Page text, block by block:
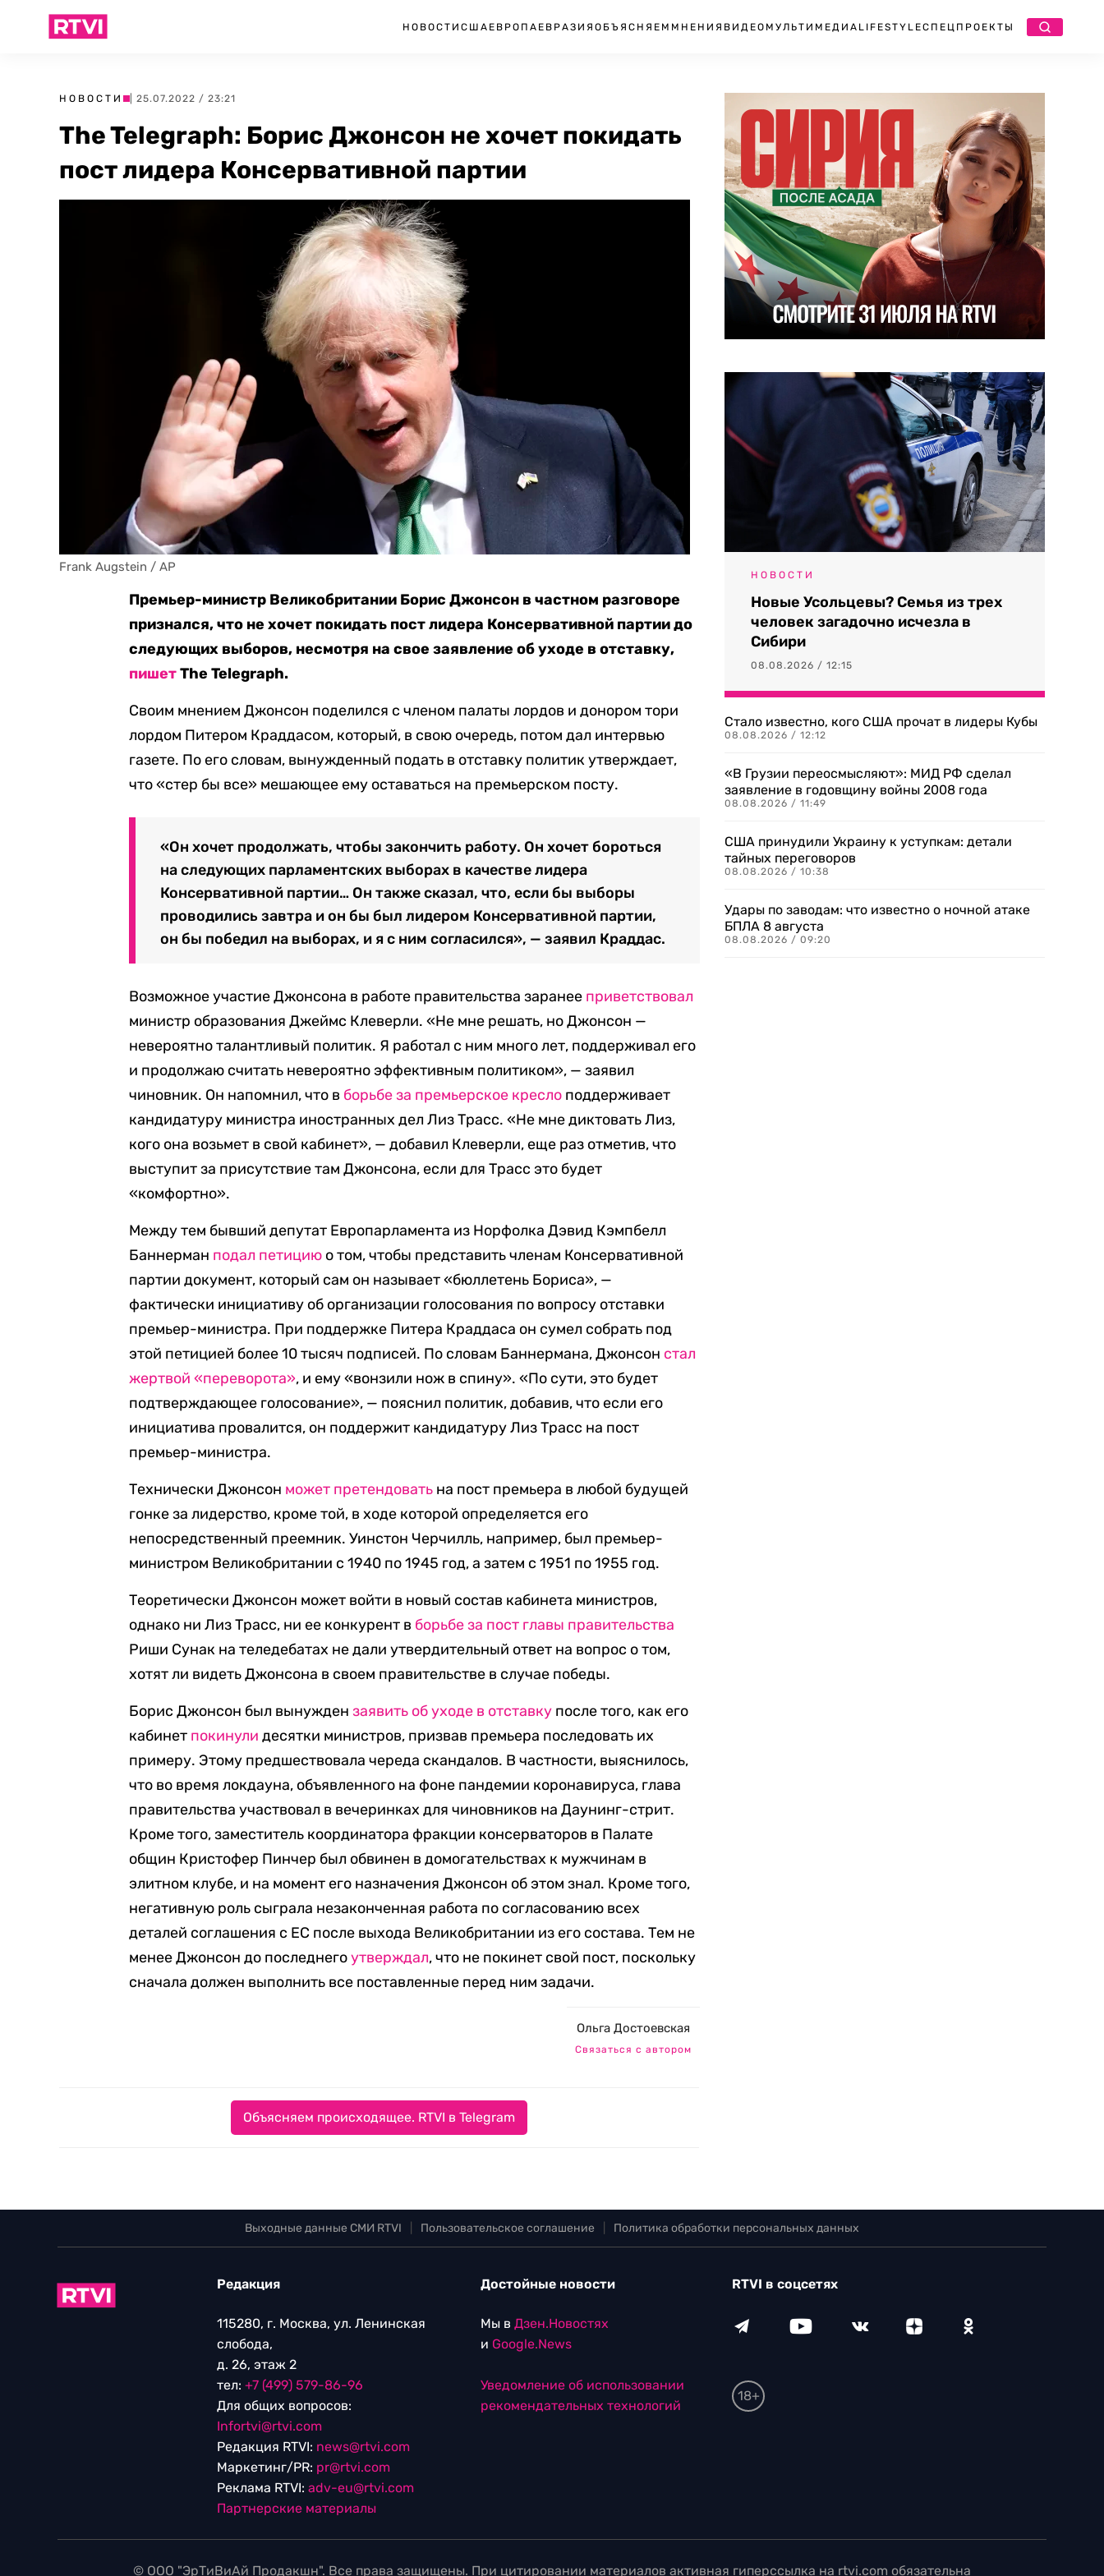
НОВОСТИ США ЕВРОПА ЕВРАЗИЯ ОБЪЯСНЯЕМ МНЕНИЯ ВИДЕО МУЛЬТИМЕДИА LIFESTYLEСПЕЦПРОЕКТЫ
НОВОСТИ | 25.07.2022 / 23:21
The Telegraph: Борис Джонсон не хочет покидать
пост лидера Консервативной партии
Frank Augstein / AP
Премьер-министр Великобритании Борис Джонсон в частном разговоре
признался, что не хочет покидать пост лидера Консервативной партии до
следующих выборов, несмотря на свое заявление об уходе в отставку,
пишетThe Telegraph.
Своим мнением Джонсон поделился с членом палаты лордов и донором тори
лордом Питером Краддасом, который, в свою очередь, потом дал интервью
газете. По его словам, вынужденный подать в отставку политик утверждает,
что «стер бы все» мешающее ему оставаться на премьерском посту.
«Он хочет продолжать, чтобы закончить работу. Он хочет бороться
на следующих парламентских выборах в качестве лидера
Консервативной партии… Он также сказал, что, если бы выборы
проводились завтра и он бы был лидером Консервативной партии,
он бы победил на выборах, и я с ним согласился», — заявил Краддас.
Возможное участие Джонсона в работе правительства заранее приветствовал
министр образования Джеймс Клеверли. «Не мне решать, но Джонсон —
невероятно талантливый политик. Я работал с ним много лет, поддерживал его
и продолжаю считать невероятно эффективным политиком», — заявил
чиновник. Он напомнил, что в борьбе за премьерское кресло поддерживает
кандидатуру министра иностранных дел Лиз Трасс. «Не мне диктовать Лиз,
кого она возьмет в свой кабинет», — добавил Клеверли, еще раз отметив, что
выступит за присутствие там Джонсона, если для Трасс это будет
«комфортно».
Между тем бывший депутат Европарламента из Норфолка Дэвид Кэмпбелл
Баннерман подал петицию о том, чтобы представить членам Консервативной
партии документ, который сам он называет «бюллетень Бориса», —
фактически инициативу об организации голосования по вопросу отставки
премьер-министра. При поддержке Питера Краддаса он сумел собрать под
этой петицией более 10 тысяч подписей. По словам Баннермана, Джонсон стал
жертвой «переворота», и ему «вонзили нож в спину». «По сути, это будет
подтверждающее голосование», — пояснил политик, добавив, что если его
инициатива провалится, он поддержит кандидатуру Лиз Трасс на пост
премьер-министра.
Технически Джонсон может претендовать на пост премьера в любой будущей
гонке за лидерство, кроме той, в ходе которой определяется его
непосредственный преемник. Уинстон Черчилль, например, был премьер-
министром Великобритании с 1940 по 1945 год, а затем с 1951 по 1955 год.
Теоретически Джонсон может войти в новый состав кабинета министров,
однако ни Лиз Трасс, ни ее конкурент в борьбе за пост главы правительства
Риши Сунак на теледебатах не дали утвердительный ответ на вопрос о том,
хотят ли видеть Джонсона в своем правительстве в случае победы.
Борис Джонсон был вынуждензаявить об уходе в отставку после того, как его
кабинет покинули десятки министров, призвав премьера последовать их
примеру. Этому предшествовала череда скандалов. В частности, выяснилось,
что во время локдауна, объявленного на фоне пандемии коронавируса, глава
правительства участвовал в вечеринках для чиновников на Даунинг-стрит.
Кроме того, заместитель координатора фракции консерваторов в Палате
общин Кристофер Пинчер был обвинен в домогательствах к мужчинам в
элитном клубе, и на момент его назначения Джонсон об этом знал. Кроме того,
негативную роль сыграла незаконченная работа по согласованию всех
деталей соглашения с ЕС после выхода Великобритании из его состава. Тем не
менее Джонсон до последнегоутверждал, что не покинет свой пост, поскольку
сначала должен выполнить все поставленные перед ним задачи.
Ольга Достоевская
Связаться с автором
Объясняем происходящее. RTVI в Telegram
НОВОСТИ
Новые Усольцевы? Семья из трех
человек загадочно исчезла в
Сибири
08.08.2026 / 12:15
Стало известно, кого США прочат в лидеры Кубы
08.08.2026 / 12:12
«В Грузии переосмысляют»: МИД РФ сделал
заявление в годовщину войны 2008 года
08.08.2026 / 11:49
США принудили Украину к уступкам: детали
тайных переговоров
08.08.2026 / 10:38
Удары по заводам: что известно о ночной атаке
БПЛА 8 августа
08.08.2026 / 09:20
Выходные данные СМИ RTVI Пользовательское соглашение Политика обработки персональных данных
Редакция
115280, г. Москва, ул. Ленинская
слобода,
д. 26, этаж 2
тел: +7 (499) 579-86-96
Для общих вопросов:
Infortvi@rtvi.com
Редакция RTVI: news@rtvi.com
Маркетинг/PR: pr@rtvi.com
Реклама RTVI: adv-eu@rtvi.com
Партнерские материалы
Достойные новости
Мы в Дзен.Новостях
и Google.News
Уведомление об использовании
рекомендательных технологий
RTVI в соцсетях
18+
© ООО "ЭрТиВиАй Продакшн". Все права защищены. При цитировании материалов активная гиперссылка на rtvi.com обязательна